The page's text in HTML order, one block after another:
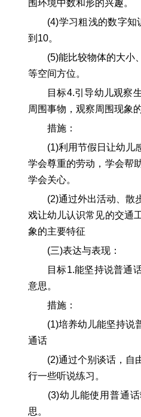
围环境中数和形的兴趣。
(4)学习粗浅的数字知
到10。
(5)能比较物体的大小
等空间方位。
目标4.引导幼儿观察生
周围事物，观察周围现象
措施：
(1)利用节假日让幼儿
学会尊重的劳动，学会帮
学会关心。
(2)通过外出活动、散
戏让幼儿认识常见的交通
象的主要特征
(三)表达与表现：
目标1.能坚持说普通话
意思。
措施：
(1)培养幼儿能坚持说
通话
(2)通过个别谈话，自
行一些听说练习。
(3)幼儿能使用普通话
思。